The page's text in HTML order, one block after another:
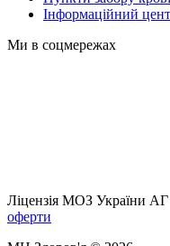
Інформаційний
Ми в соцмережах
Ліцензія МОЗ України
оферти